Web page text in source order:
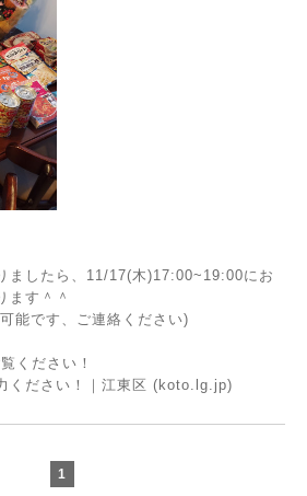
ましたら、11/17(木)17:00~19:00にお
ます＾＾
能です、ご連絡ください)
ください！
ください！｜江東区 (koto.lg.jp)
1